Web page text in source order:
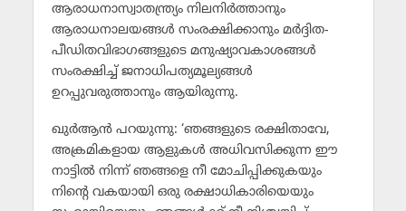
ആരാധനാസ്വാതന്ത്ര്യം നിലനിര്‍ത്താനും
ആരാധനാലയങ്ങള്‍ സംരക്ഷിക്കാനും മര്‍ദ്ദിത-
പീഡിതവിഭാഗങ്ങളുടെ മനുഷ്യാവകാശങ്ങള്‍
സംരക്ഷിച്ച് ജനാധിപത്യമൂല്യങ്ങള്‍
ഉറപ്പുവരുത്താനും ആയിരുന്നു.
ഖുര്‍ആന്‍ പറയുന്നു: ‘ഞങ്ങളുടെ രക്ഷിതാവേ,
അക്രമികളായ ആളുകള്‍ അധിവസിക്കുന്ന ഈ
നാട്ടില്‍ നിന്ന് ഞങ്ങളെ നീ മോചിപ്പിക്കുകയും
നിന്റെ വകയായി ഒരു രക്ഷാധികാരിയെയും